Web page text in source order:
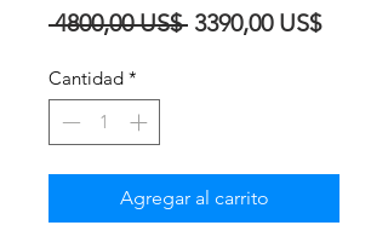
4800,00 US$ Precio
3390,00 US$Precio
Cantidad *
Agregar al carrito